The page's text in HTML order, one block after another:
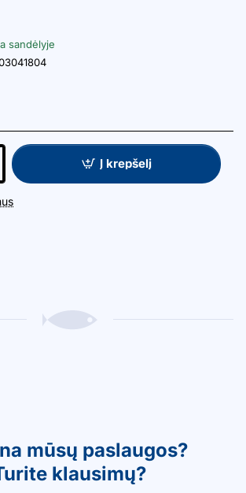
sandėlyje
Į krepšelį
mūsų paslaugos?
klausimų?